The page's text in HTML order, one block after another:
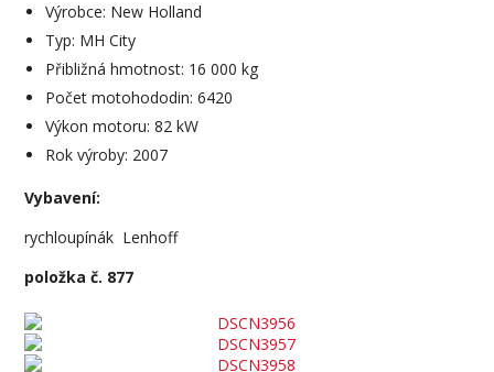
Výrobce: New Holland
Typ: MH City
Přibližná hmotnost: 16 000 kg
Počet motohododin: 6420
Výkon motoru: 82 kW
Rok výroby: 2007
Vybavení:
rychloupínák Lenhoff
položka č. 877